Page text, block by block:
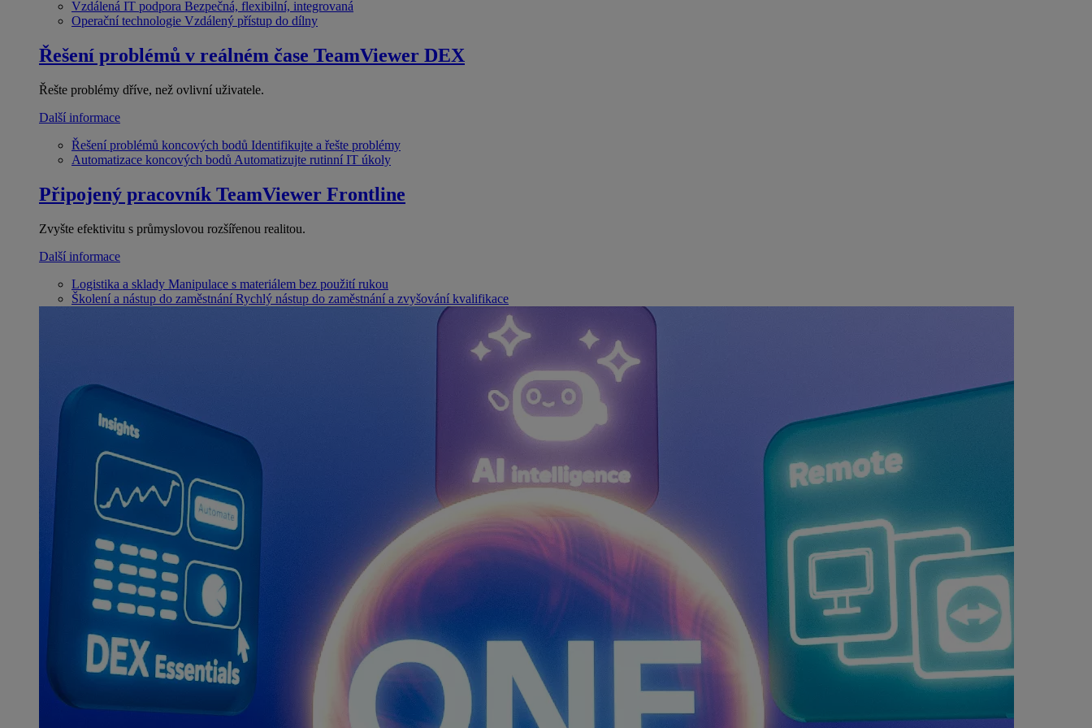
Vzdálená IT podpora Bezpečná, flexibilní, integrovaná
Operační technologie Vzdálený přístup do dílny
Řešení problémů v reálném čase TeamViewer DEX
Řešte problémy dříve, než ovlivní uživatele.
Další informace
Řešení problémů koncových bodů Identifikujte a řešte problémy
Automatizace koncových bodů Automatizujte rutinní IT úkoly
Připojený pracovník TeamViewer Frontline
Zvyšte efektivitu s průmyslovou rozšířenou realitou.
Další informace
Logistika a sklady Manipulace s materiálem bez použití rukou
Školení a nástup do zaměstnání Rychlý nástup do zaměstnání a zvyšování kvalifikace